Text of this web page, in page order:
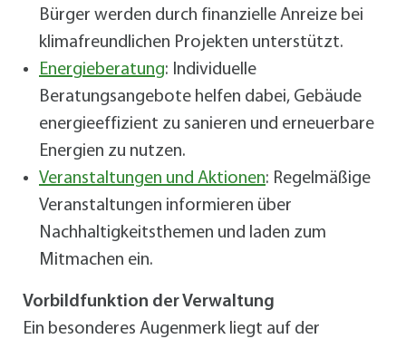
Bürger werden durch finanzielle Anreize bei
klimafreundlichen Projekten unterstützt.
Energieberatung: Individuelle
Beratungsangebote helfen dabei, Gebäude
energieeffizient zu sanieren und erneuerbare
Energien zu nutzen.
Veranstaltungen und Aktionen: Regelmäßige
Veranstaltungen informieren über
Nachhaltigkeitsthemen und laden zum
Mitmachen ein.
Vorbildfunktion der Verwaltung
Ein besonderes Augenmerk liegt auf der